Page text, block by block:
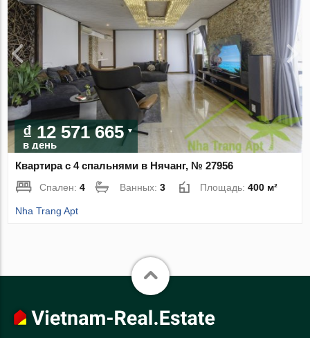
₫ 12 571 665
в день
Квартира с 4 спальнями в Нячанг, № 27956
Спален:4 Ванных:3 Площадь:400 м²
Nha Trang Apt